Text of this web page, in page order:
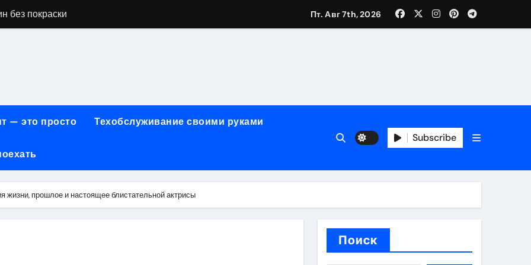
без покраски
работы и критерии сравнения
для онлайн-платежей за 5 минут без верификации и банков с пополнением стейблкоином в долларах
как превратить ливень в комфортную поездку
премиального сегмента у 84-го км МКАД, вл.1 на карте
Пт. Авг 7th, 2026
— это просто Техобслуживание своими руками
Subscribe
жизни, прошлое и настоящее блистательной актрисы
Поиск